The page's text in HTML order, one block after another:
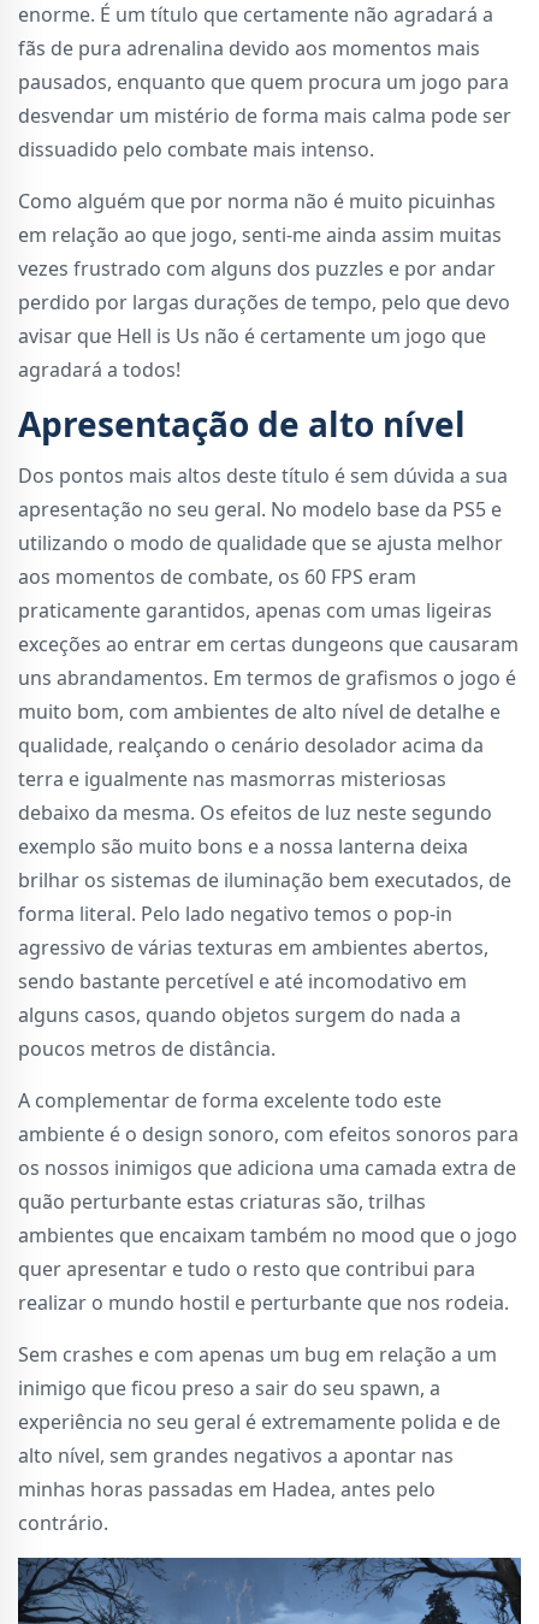
enorme. É um título que certamente não agradará a
fãs de pura adrenalina devido aos momentos mais
pausados, enquanto que quem procura um jogo para
desvendar um mistério de forma mais calma pode ser
dissuadido pelo combate mais intenso.
Como alguém que por norma não é muito picuinhas
em relação ao que jogo, senti-me ainda assim muitas
vezes frustrado com alguns dos puzzles e por andar
perdido por largas durações de tempo, pelo que devo
avisar que Hell is Us não é certamente um jogo que
agradará a todos!
Apresentação de alto nível
Dos pontos mais altos deste título é sem dúvida a sua
apresentação no seu geral. No modelo base da PS5 e
utilizando o modo de qualidade que se ajusta melhor
aos momentos de combate, os 60 FPS eram
praticamente garantidos, apenas com umas ligeiras
exceções ao entrar em certas dungeons que causaram
uns abrandamentos. Em termos de grafismos o jogo é
muito bom, com ambientes de alto nível de detalhe e
qualidade, realçando o cenário desolador acima da
terra e igualmente nas masmorras misteriosas
debaixo da mesma. Os efeitos de luz neste segundo
exemplo são muito bons e a nossa lanterna deixa
brilhar os sistemas de iluminação bem executados, de
forma literal. Pelo lado negativo temos o pop-in
agressivo de várias texturas em ambientes abertos,
sendo bastante percetível e até incomodativo em
alguns casos, quando objetos surgem do nada a
poucos metros de distância.
A complementar de forma excelente todo este
ambiente é o design sonoro, com efeitos sonoros para
os nossos inimigos que adiciona uma camada extra de
quão perturbante estas criaturas são, trilhas
ambientes que encaixam também no mood que o jogo
quer apresentar e tudo o resto que contribui para
realizar o mundo hostil e perturbante que nos rodeia.
Sem crashes e com apenas um bug em relação a um
inimigo que ficou preso a sair do seu spawn, a
experiência no seu geral é extremamente polida e de
alto nível, sem grandes negativos a apontar nas
minhas horas passadas em Hadea, antes pelo
contrário.